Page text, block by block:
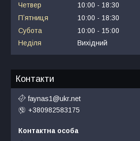
Четвер
10:00
18:30
Пʼятниця
10:00
18:30
Субота
10:00
15:00
Неділя
Вихідний
Контакти
faynas1@ukr.net
+380982583175